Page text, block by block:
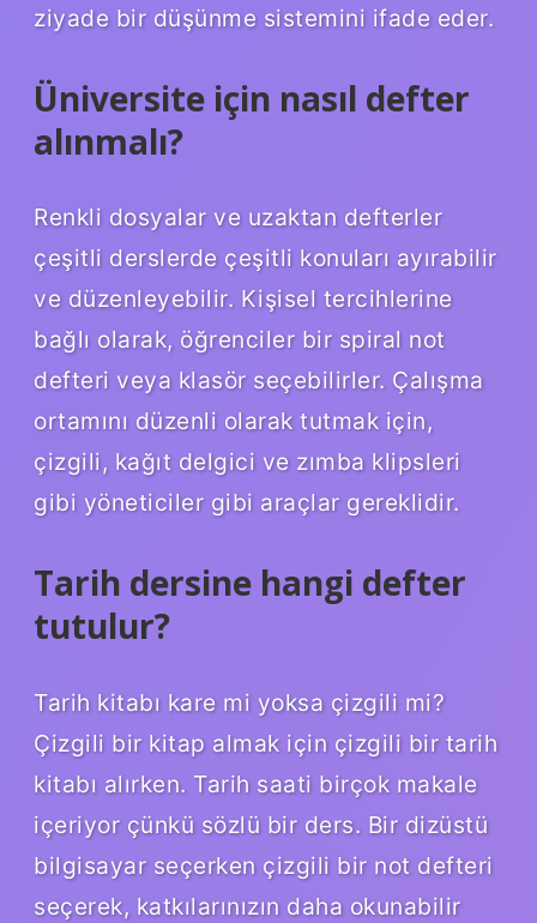
ziyade bir düşünme sistemini ifade eder.
Üniversite için nasıl defter
alınmalı?
Renkli dosyalar ve uzaktan defterler
çeşitli derslerde çeşitli konuları ayırabilir
ve düzenleyebilir. Kişisel tercihlerine
bağlı olarak, öğrenciler bir spiral not
defteri veya klasör seçebilirler. Çalışma
ortamını düzenli olarak tutmak için,
çizgili, kağıt delgici ve zımba klipsleri
gibi yöneticiler gibi araçlar gereklidir.
Tarih dersine hangi defter
tutulur?
Tarih kitabı kare mi yoksa çizgili mi?
Çizgili bir kitap almak için çizgili bir tarih
kitabı alırken. Tarih saati birçok makale
içeriyor çünkü sözlü bir ders. Bir dizüstü
bilgisayar seçerken çizgili bir not defteri
seçerek, katkılarınızın daha okunabilir